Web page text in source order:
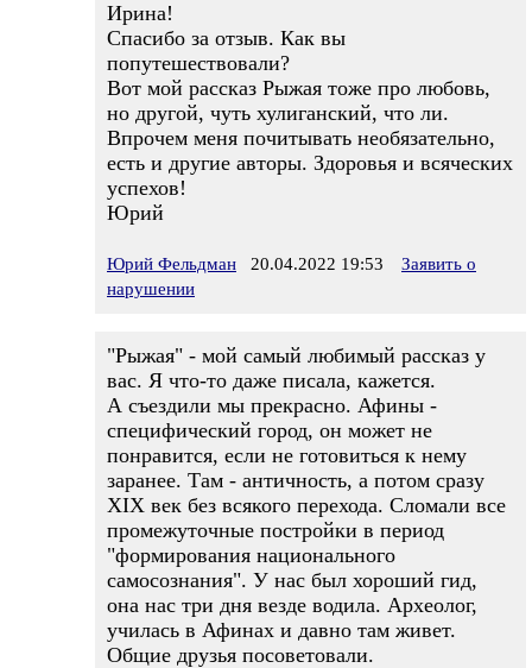
Ирина!
Спасибо за отзыв. Как вы
попутешествовали?
Вот мой рассказ Рыжая тоже про любовь,
но другой, чуть хулиганский, что ли.
Впрочем меня почитывать необязательно,
есть и другие авторы. Здоровья и всяческих
успехов!
Юрий
Юрий Фельдман 20.04.2022 19:53
Заявить о
нарушении
"Рыжая" - мой самый любимый рассказ у
вас. Я что-то даже писала, кажется.
А съездили мы прекрасно. Афины -
специфический город, он может не
понравится, если не готовиться к нему
заранее. Там - античность, а потом сразу
XIX век без всякого перехода. Сломали все
промежуточные постройки в период
"формирования национального
самосознания". У нас был хороший гид,
она нас три дня везде водила. Археолог,
училась в Афинах и давно там живет.
Общие друзья посоветовали.